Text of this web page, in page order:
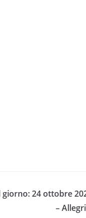
24 ottobre
–